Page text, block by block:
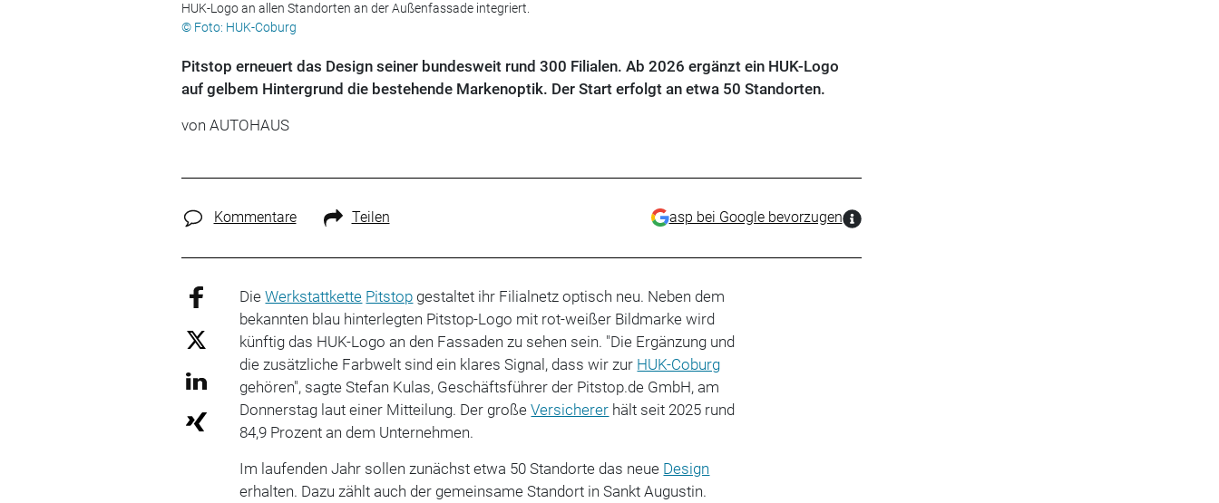
HUK-Logo an allen Standorten an der Außenfassade integriert.
© Foto: HUK-Coburg
Pitstop erneuert das Design seiner bundesweit rund 300 Filialen. Ab 2026 ergänzt ein HUK-Logo
auf gelbem Hintergrund die bestehende Markenoptik. Der Start erfolgt an etwa 50 Standorten.
von AUTOHAUS
Kommentare Teilen asp bei Google bevorzugen
DieWerkstattkette Pitstop gestaltet ihr Filialnetz optisch neu. Neben dem
bekannten blau hinterlegten Pitstop-Logo mit rot-weißer Bildmarke wird
künftig das HUK-Logo an den Fassaden zu sehen sein. "Die Ergänzung und
die zusätzliche Farbwelt sind ein klares Signal, dass wir zur HUK-Coburg
gehören", sagte Stefan Kulas, Geschäftsführer der Pitstop.de GmbH, am
Donnerstag laut einer Mitteilung. Der großeVersicherer hält seit 2025 rund
84,9 Prozent an dem Unternehmen.
Im laufenden Jahr sollen zunächst etwa 50 Standorte das neue Design
erhalten. Dazu zählt auch der gemeinsame Standort in Sankt Augustin.